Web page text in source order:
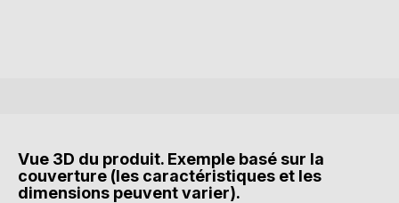
Vue 3D du produit. Exemple basé sur la
couverture (les caractéristiques et les
dimensions peuvent varier).